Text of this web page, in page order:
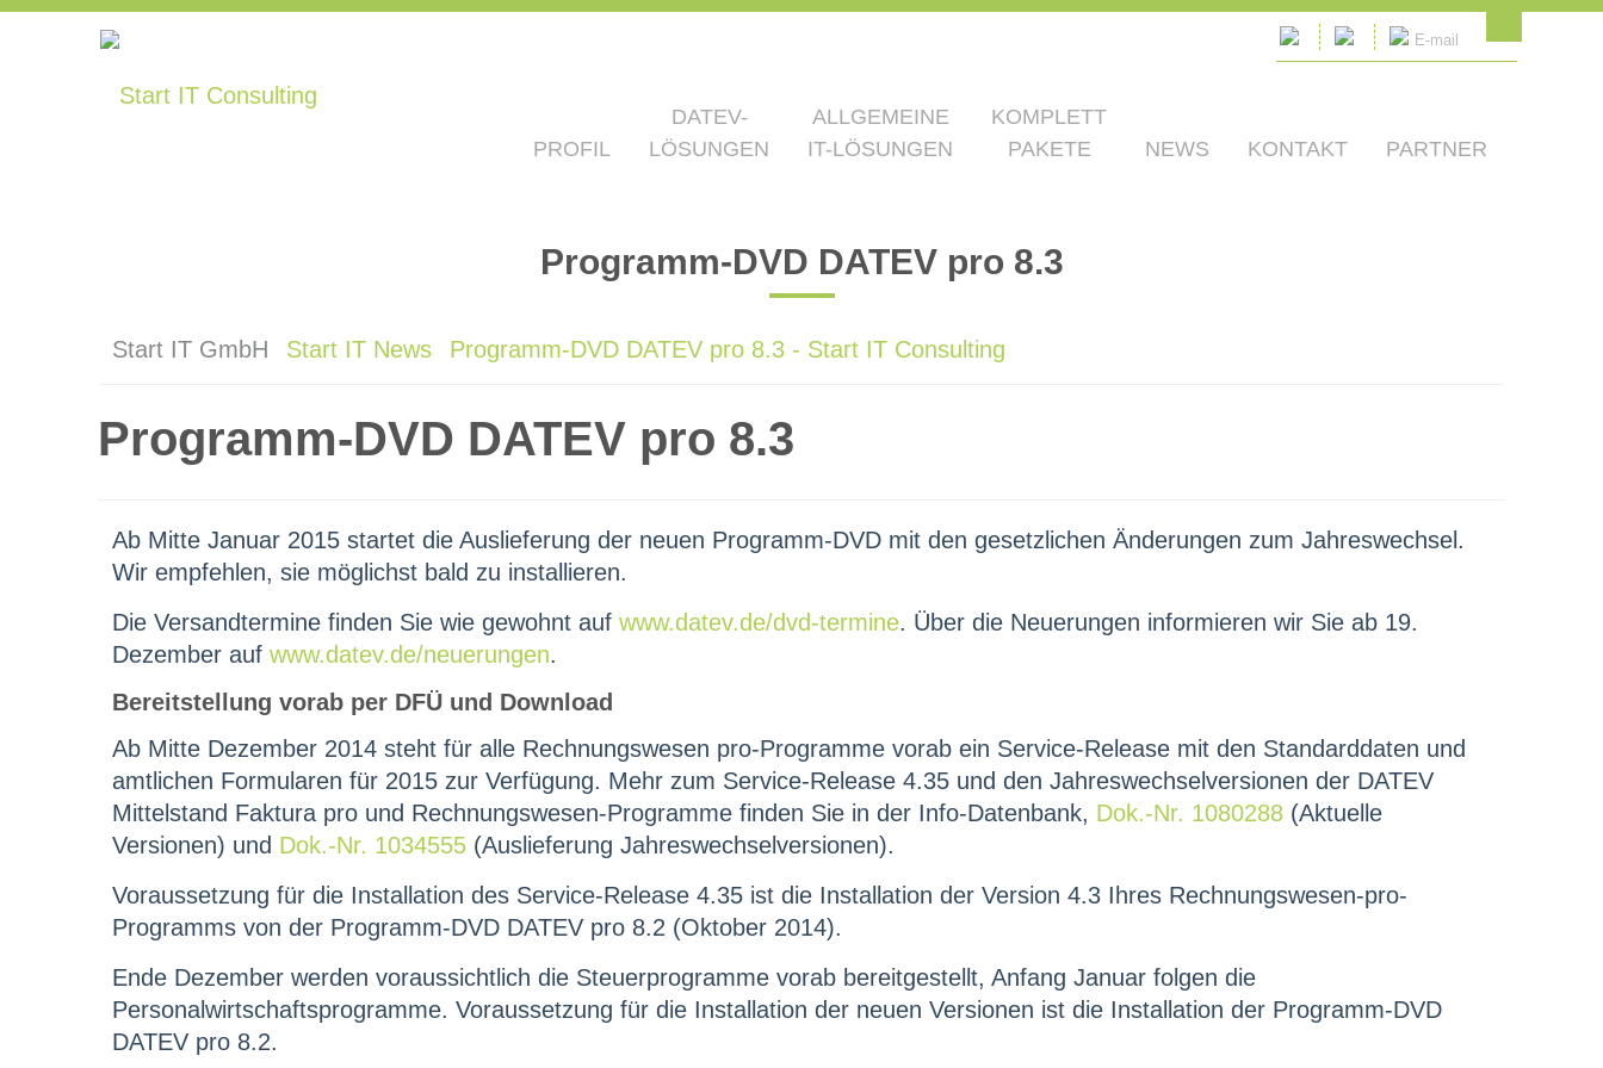
E-mail
PROFIL
DATEV-
LÖSUNGEN
ALLGEMEINE
IT-LÖSUNGEN
KOMPLETT
PAKETE
NEWS KONTAKT PARTNER
Programm-DVD DATEV pro 8.3
Start IT GmbH Start IT News Programm-DVD DATEV pro 8.3 - Start IT Consulting
Programm-DVD DATEV pro 8.3
Ab Mitte Januar 2015 startet die Auslieferung der neuen Programm-DVD mit den gesetzlichen Änderungen zum Jahreswechsel.
Wir empfehlen, sie möglichst bald zu installieren.
Die Versandtermine finden Sie wie gewohnt auf www.datev.de/dvd-termine. Über die Neuerungen informieren wir Sie ab 19.
Dezember auf www.datev.de/neuerungen.
Bereitstellung vorab per DFÜ und Download
Ab Mitte Dezember 2014 steht für alle Rechnungswesen pro-Programme vorab ein Service-Release mit den Standarddaten und
amtlichen Formularen für 2015 zur Verfügung. Mehr zum Service-Release 4.35 und den Jahreswechselversionen der DATEV
Mittelstand Faktura pro und Rechnungswesen-Programme finden Sie in der Info-Datenbank, Dok.-Nr. 1080288(Aktuelle
Versionen) und Dok.-Nr. 1034555(Auslieferung Jahreswechselversionen).
Voraussetzung für die Installation des Service-Release 4.35 ist die Installation der Version 4.3 Ihres Rechnungswesen-pro-
Programms von der Programm-DVD DATEV pro 8.2 (Oktober 2014).
Ende Dezember werden voraussichtlich die Steuerprogramme vorab bereitgestellt, Anfang Januar folgen die
Personalwirtschaftsprogramme. Voraussetzung für die Installation der neuen Versionen ist die Installation der Programm-DVD
DATEV pro 8.2.